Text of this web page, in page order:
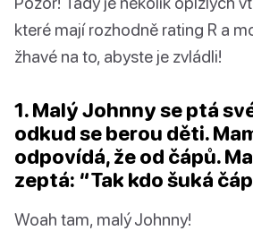
které mají rozhodně rating R a
žhavé na to, abyste je zvládli!
1. Malý Johnny se ptá
odkud se berou děti.
odpovídá, že od čápů.
zeptá: “Tak kdo šuká
Woah tam, malý Johnny!